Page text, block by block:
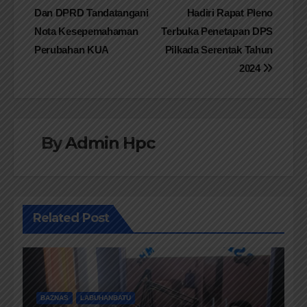
pos
Hadiri Rapat Pleno
Terbuka Penetapan DPS
Pilkada Serentak Tahun
2024
Dan DPRD Tandatangani
Nota Kesepemahaman
Perubahan KUA
ByAdmin Hpc
Related Post
BAZNAS LABUHANBATU